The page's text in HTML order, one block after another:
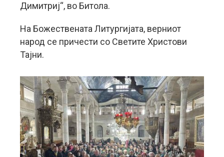
Димитриј“, во Битола.
На Божествената Литургијата, верниот
народ се причести со Светите Христови
Тајни.